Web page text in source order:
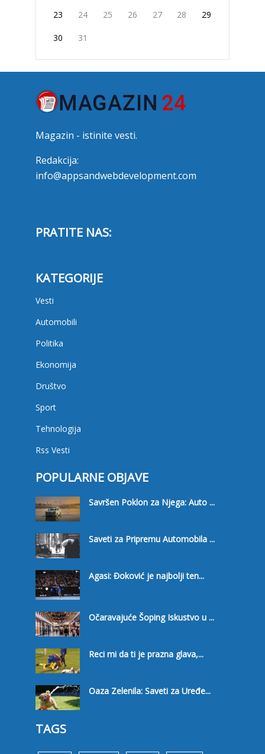
23 24 25 26 27 28 29
30 31
Magazin - istinite vesti.
Redakcija:
info@appsandwebdevelopment.com
PRATITE NAS:
KATEGORIJE
Vesti
Automobili
Politika
Ekonomija
Društvo
Sport
Tehnologija
Rss Vesti
POPULARNE OBJAVE
Savršen Poklon za Njega: Auto ...
Saveti za Pripremu Automobila ...
Agasi: Đoković je najbolji ten...
Očaravajuće Šoping Iskustvo u ...
Reci mi da ti je prazna glava,...
Oaza Zelenila: Saveti za Uređe...
TAGS